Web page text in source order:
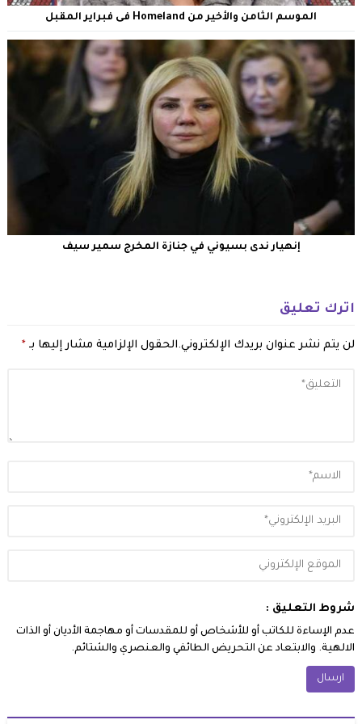
الموسم الثامن والأخير من Homeland فى فبراير المقبل
إنهيار ندى بسيوني في جنازة المخرج سمير سيف
اترك تعليق
لن يتم نشر عنوان بريدك الإلكتروني.الحقول الإلزامية مشار إليها بـ *
شروط التعليق :
عدم الإساءة للكاتب أو للأشخاص أو للمقدسات أو مهاجمة الأديان أو الذات
الالهية. والابتعاد عن التحريض الطائفي والعنصري والشتائم.